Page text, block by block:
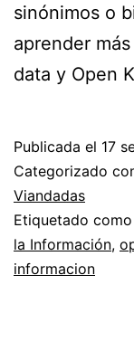
sinónimos o
aprender
data y Open
Publicada el 17
Categorizado
Viandadas
Etiquetado como
la Información,
informacion